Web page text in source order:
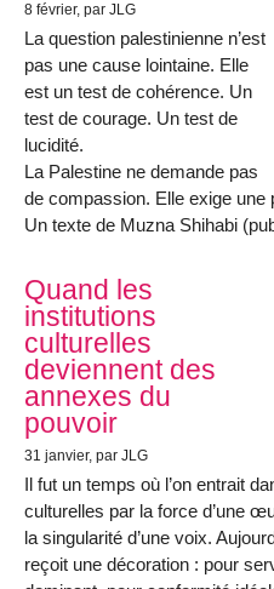
8 février, par JLG
La question palestinienne n’est
pas une cause lointaine. Elle
est un test de cohérence. Un
test de courage. Un test de
lucidité.
La Palestine ne demande pas
de compassion. Elle exige une
Un texte de Muzna Shihabi
Quand les
institutions
culturelles
deviennent des
annexes du
pouvoir
31 janvier, par JLG
Il fut un temps où l’on entrait
culturelles par la force d’une
la singularité d’une voix.
reçoit une décoration : pour